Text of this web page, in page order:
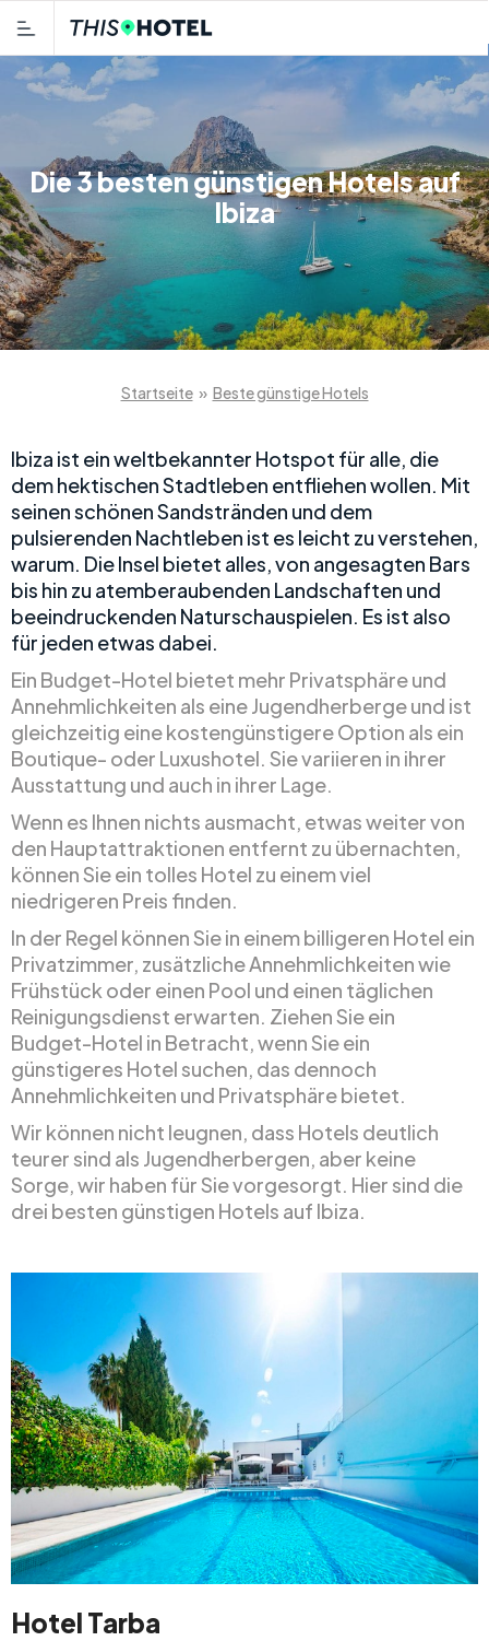
Die 3 besten günstigen Hotels auf
Ibiza
Startseite » Beste günstige Hotels
Ibiza ist ein weltbekannter Hotspot für alle, die
dem hektischen Stadtleben entfliehen wollen. Mit
seinen schönen Sandstränden und dem
pulsierenden Nachtleben ist es leicht zu verstehen,
warum. Die Insel bietet alles, von angesagten Bars
bis hin zu atemberaubenden Landschaften und
beeindruckenden Naturschauspielen. Es ist also
für jeden etwas dabei.
Ein Budget-Hotel bietet mehr Privatsphäre und
Annehmlichkeiten als eine Jugendherberge und ist
gleichzeitig eine kostengünstigere Option als ein
Boutique- oder Luxushotel. Sie variieren in ihrer
Ausstattung und auch in ihrer Lage.
Wenn es Ihnen nichts ausmacht, etwas weiter von
den Hauptattraktionen entfernt zu übernachten,
können Sie ein tolles Hotel zu einem viel
niedrigeren Preis finden.
In der Regel können Sie in einem billigeren Hotel ein
Privatzimmer, zusätzliche Annehmlichkeiten wie
Frühstück oder einen Pool und einen täglichen
Reinigungsdienst erwarten. Ziehen Sie ein
Budget-Hotel in Betracht, wenn Sie ein
günstigeres Hotel suchen, das dennoch
Annehmlichkeiten und Privatsphäre bietet.
Wir können nicht leugnen, dass Hotels deutlich
teurer sind als Jugendherbergen, aber keine
Sorge, wir haben für Sie vorgesorgt. Hier sind die
drei besten günstigen Hotels auf Ibiza.
Hotel Tarba